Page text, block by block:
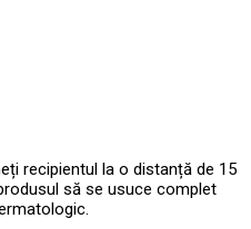
recipientul la o distanță de 15
să se usuce complet